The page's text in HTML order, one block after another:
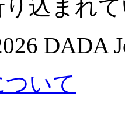
込まれ
DADA
いて